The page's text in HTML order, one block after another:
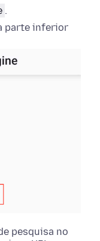
.
parte inferior
pesquisa no